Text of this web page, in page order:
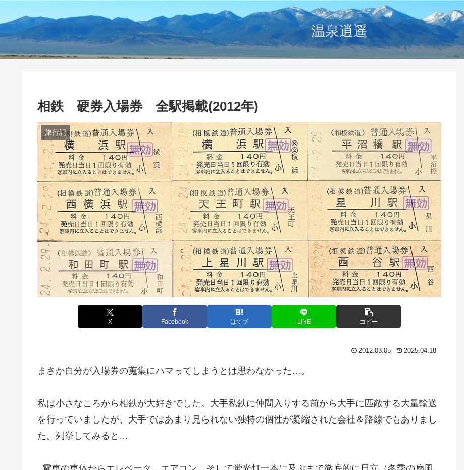
温泉逍遥
相鉄 硬券入場券 全駅掲載(2012年)
旅行記
X Facebook はてブ LINE コピー
2012.03.05 2025.04.18
まさか自分が入場券の蒐集にハマってしまうとは思わなかった…。
私は小さなころから相鉄が大好きでした。大手私鉄に仲間入りする前から大手に匹敵する大量輸送
を行っていましたが、大手ではあまり見られない独特の個性が凝縮された会社＆路線でもありまし
た。列挙してみると…